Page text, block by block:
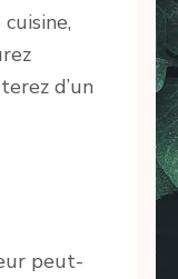
d’un
peut-